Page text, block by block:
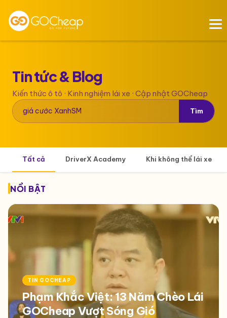
Tin tức & Blog
Kiến thức ô tô · Kinh nghiệm lái xe · Cập nhật GOCheap
Tìm
Tất cả DriverX Academy Khi không thể lái xe
NỔI BẬT
TIN GOCHEAP
Phạm Khắc Việt: 13 Năm Chèo Lái
GOCheap Vượt Sóng Gió